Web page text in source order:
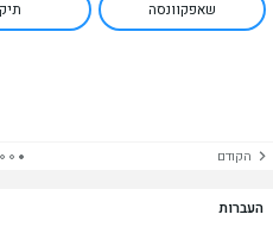
שאפקוונסה
הקודם
העברות